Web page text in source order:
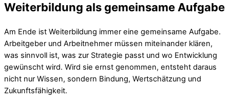
Weiterbildung als gemeinsame Aufgabe
Am Ende ist Weiterbildung immer eine gemeinsame Aufgabe.
Arbeitgeber und Arbeitnehmer müssen miteinander klären,
was sinnvoll ist, was zur Strategie passt und wo Entwicklung
gewünscht wird. Wird sie ernst genommen, entsteht daraus
nicht nur Wissen, sondern Bindung, Wertschätzung und
Zukunftsfähigkeit.